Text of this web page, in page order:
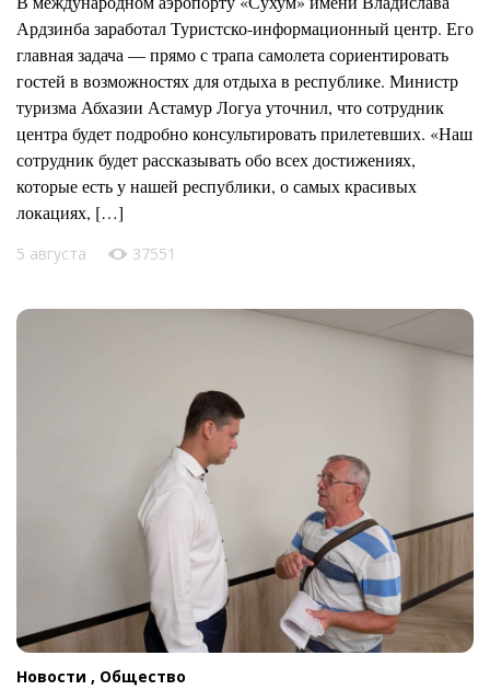
Ардзинба заработал Туристско-информационный центр. Его
главная задача — прямо с трапа самолета сориентировать
гостей в возможностях для отдыха в республике. Министр
туризма Абхазии Астамур Логуа уточнил, что сотрудник
центра будет подробно консультировать прилетевших. «Наш
сотрудник будет рассказывать обо всех достижениях,
которые есть у нашей республики, о самых красивых
локациях, […]
5 августа 37551
Новости , Общество